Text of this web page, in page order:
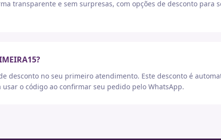
transparente e sem surpresas, com opções de desconto para
desconto no seu primeiro atendimento. Este desconto é
o código ao confirmar seu pedido pelo WhatsApp.